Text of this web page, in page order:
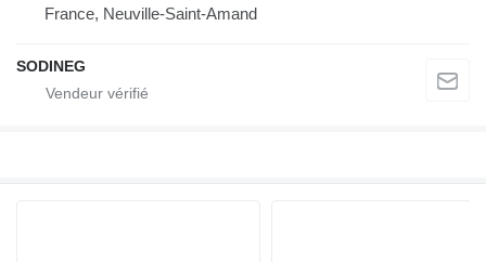
France, Neuville-Saint-Amand
SODINEG